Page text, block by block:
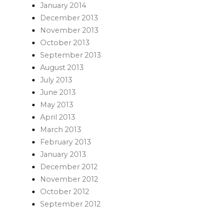
January 2014
December 2013
November 2013
October 2013
September 2013
August 2013
July 2013
June 2013
May 2013
April 2013
March 2013
February 2013
January 2013
December 2012
November 2012
October 2012
September 2012